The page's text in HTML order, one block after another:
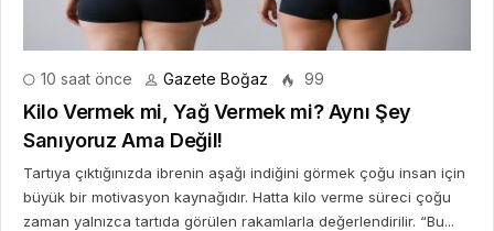
10 saat önce Gazete Boğaz 99
Kilo Vermek mi, Yağ Vermek mi? Aynı Şey
Sanıyoruz Ama Değil!
Tartıya çıktığınızda ibrenin aşağı indiğini görmek çoğu insan için
büyük bir motivasyon kaynağıdır. Hatta kilo verme süreci çoğu
zaman yalnızca tartıda görülen rakamlarla değerlendirilir. “Bu...